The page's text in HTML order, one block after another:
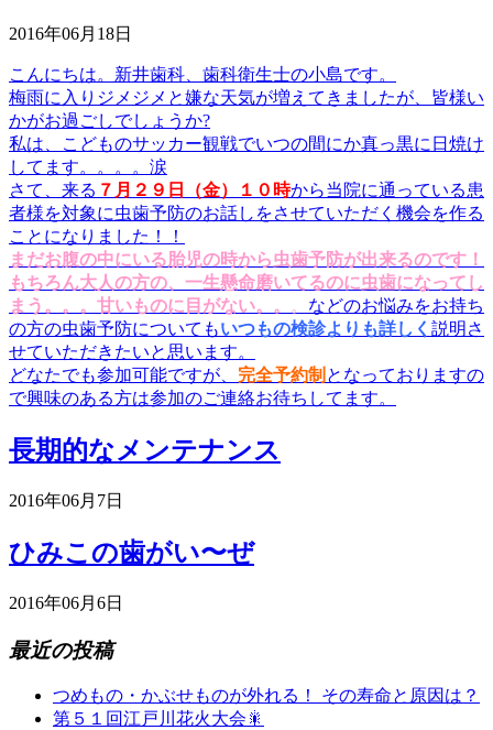
2016年06月18日
こんにちは。新井歯科、歯科衛生士の小島です。
梅雨に入りジメジメと嫌な天気が増えてきましたが、皆様い
かがお過ごしでしょうか?
私は、こどものサッカー観戦でいつの間にか真っ黒に日焼け
してます。。。。涙
さて、来る ７月２９日（金）１０時から当院に通っている患
者様を対象に虫歯予防のお話しをさせていただく機会を作る
ことになりました！！
まだお腹の中にいる胎児の時から虫歯予防が出来るのです！
もちろん大人の方の、一生懸命磨いてるのに虫歯になってし
まう。。。甘いものに目がない。。
。 などのお悩みをお持ち
の方の虫歯予防についてもいつもの検診よりも詳しく 説明さ
せていただきたいと思います。
どなたでも参加可能ですが、 完全予約制 となっておりますの
で興味のある方は参加のご連絡お待ちしてます。
長期的なメンテナンス
2016年06月7日
ひみこの歯がい〜ぜ
2016年06月6日
最近の投稿
つめもの・かぶせものが外れる！ その寿命と原因は？
第５１回江戸川花火大会🎇